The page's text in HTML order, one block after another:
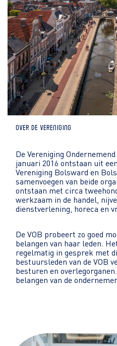
Over de vereniging
De Vereniging
januari 2016 ontstaan uit
Vereniging Bolsward en
samenvoegen van beide
ontstaan met circa
werkzaam in de handel,
dienstverlening, horeca en
De VOB probeert zo goed
belangen van haar leden.
regelmatig in gesprek met
bestuursleden van de VOB
besturen en
belangen van de